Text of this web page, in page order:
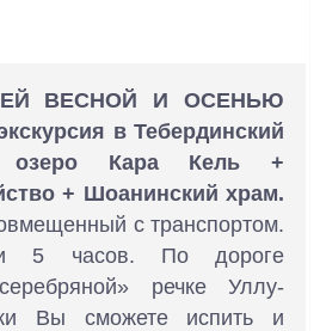
ВЕСНОЙ И ОСЕНЬЮ
в Тебердинский
озеро Кара Кель +
+ Шоанинский храм.
с транспортом.
5 часов. По дороге
речке Уллу-
Вы сможете испить и